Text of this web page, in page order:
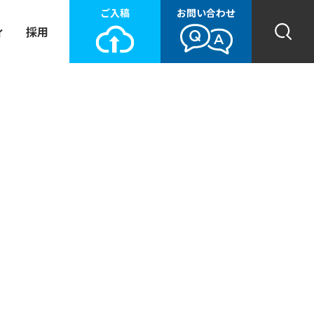
採用
ご入稿 お問い合わせ